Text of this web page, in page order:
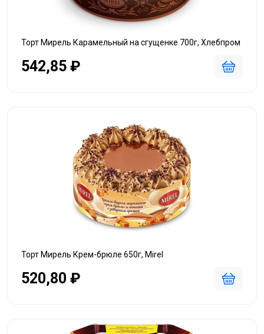
Торт Мирель Карамельный на сгущенке 700г, Хлебпром
542,85 ₽
Торт Мирель Крем-брюле 650г, Mirel
520,80 ₽